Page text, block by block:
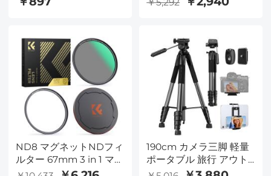
ィルム付き
ND8 マグネットNDフィ
ルター 67mm 3 in 1 マグ
ネットフィルター（マグ
190cm カメラ三脚 軽量
ポータブル 旅行 アウト
ドア DSLR 三脚 カメラ